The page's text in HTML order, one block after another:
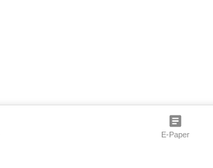
E-Paper